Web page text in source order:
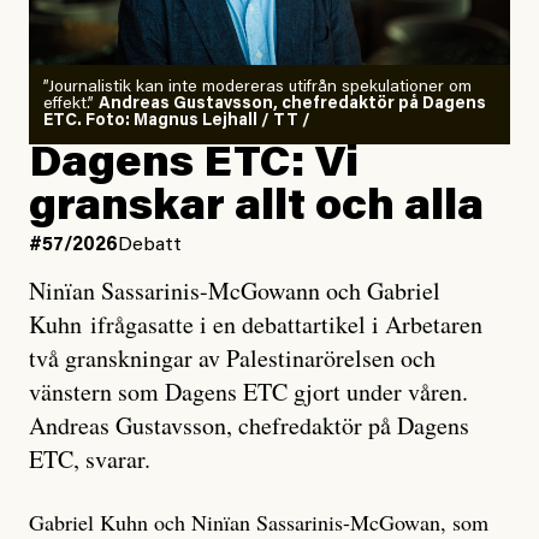
”Journalistik kan inte modereras utifrån spekulationer om
effekt.” Andreas Gustavsson, chefredaktör på Dagens
ETC. Foto: Magnus Lejhall / TT /
Dagens ETC: Vi
granskar allt och alla
#57/2026 Debatt
Ninïan Sassarinis-McGowann och Gabriel
Kuhn ifrågasatte i en debattartikel i Arbetaren
två granskningar av Palestinarörelsen och
vänstern som Dagens ETC gjort under våren.
Andreas Gustavsson, chefredaktör på Dagens
ETC, svarar.
Gabriel Kuhn och Ninïan Sassarinis-McGowan, som